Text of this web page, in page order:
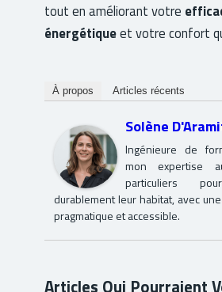
tout en améliorant votre
énergétiqueet votre confort
À propos Articles récents
Solène
Ingénieure de
mon expertise
particuliers
durablement leur habitat, avec
pragmatique et accessible.